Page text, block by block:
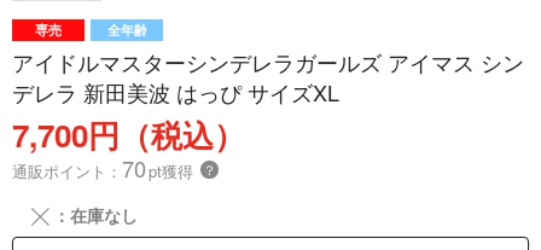
専売 全年齢
アイドルマスターシンデレラガールズ アイマス シン
デレラ 新田美波 はっぴ サイズXL
7,700円（税込）
通販ポイント： 70pt獲得 ？
╳ ：在庫なし